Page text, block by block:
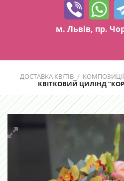
м. Львів, пр.
ДОСТАВКА КВІТІВ /
КВІТКОВИЙ ЦИЛІНД